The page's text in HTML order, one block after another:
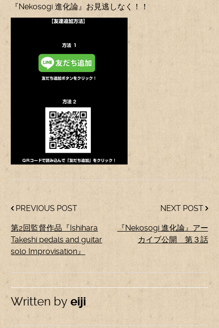
『Nekosogi 進化論』お見逃しなく！！
PREVIOUS POST
第2回監督作品『Ishihara
Takeshi pedals and guitar
solo Improvisation』
NEXT POST
『Nekosogi 進化論』アー
カイブ公開 第３話
Written by eiji